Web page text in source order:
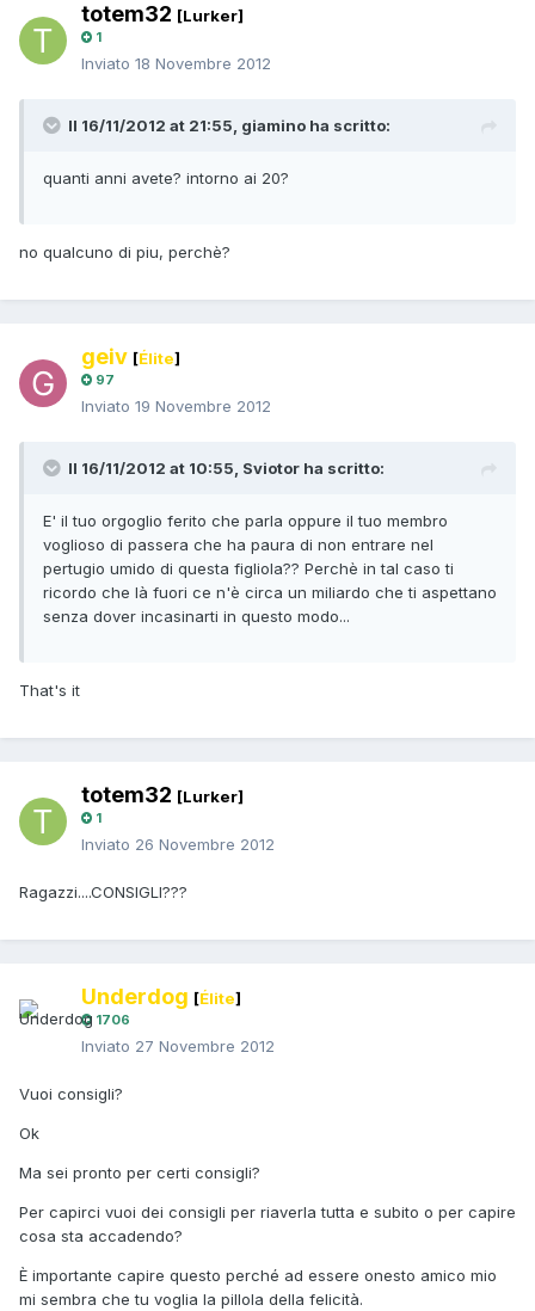
totem32 [Lurker]
1
Inviato 18 Novembre 2012
Il 16/11/2012 at 21:55, giamino ha scritto:
quanti anni avete? intorno ai 20?
no qualcuno di piu, perchè?
geiv [Élite]
97
Inviato 19 Novembre 2012
Il 16/11/2012 at 10:55, Sviotor ha scritto:
E' il tuo orgoglio ferito che parla oppure il tuo membro
voglioso di passera che ha paura di non entrare nel
pertugio umido di questa figliola?? Perchè in tal caso ti
ricordo che là fuori ce n'è circa un miliardo che ti aspettano
senza dover incasinarti in questo modo...
That's it
totem32 [Lurker]
1
Inviato 26 Novembre 2012
Ragazzi....CONSIGLI???
Underdog [Élite]
1706
Inviato 27 Novembre 2012
Vuoi consigli?
Ok
Ma sei pronto per certi consigli?
Per capirci vuoi dei consigli per riaverla tutta e subito o per capire
cosa sta accadendo?
È importante capire questo perché ad essere onesto amico mio
mi sembra che tu voglia la pillola della felicità.